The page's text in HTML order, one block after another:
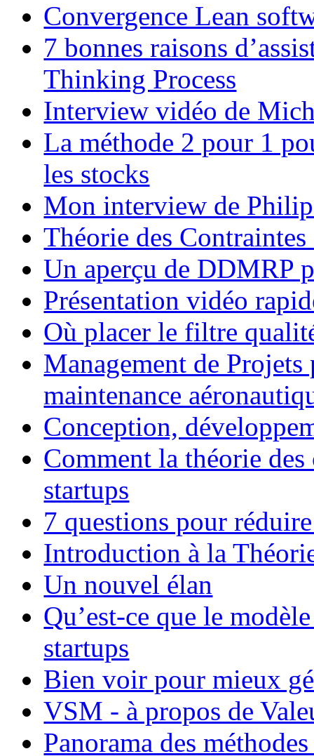
Convergence Lean
7 bonnes raisons
Thinking Process
Interview vidéo de
La méthode 2 pour 1
les stocks
Mon interview de
Théorie des
Un aperçu de DDMRP
Présentation vidéo
Où placer le filtre
Management de
maintenance
Conception,
Comment la théorie
startups
7 questions pour
Introduction à la
Un nouvel élan
Qu’est-ce que le
startups
Bien voir pour mieux
VSM - à propos de
Panorama des